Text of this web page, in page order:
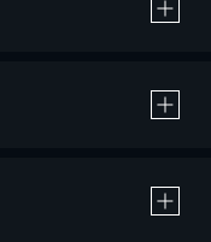
作品の購入 / レンタルです。
、20％のポイント還元です。